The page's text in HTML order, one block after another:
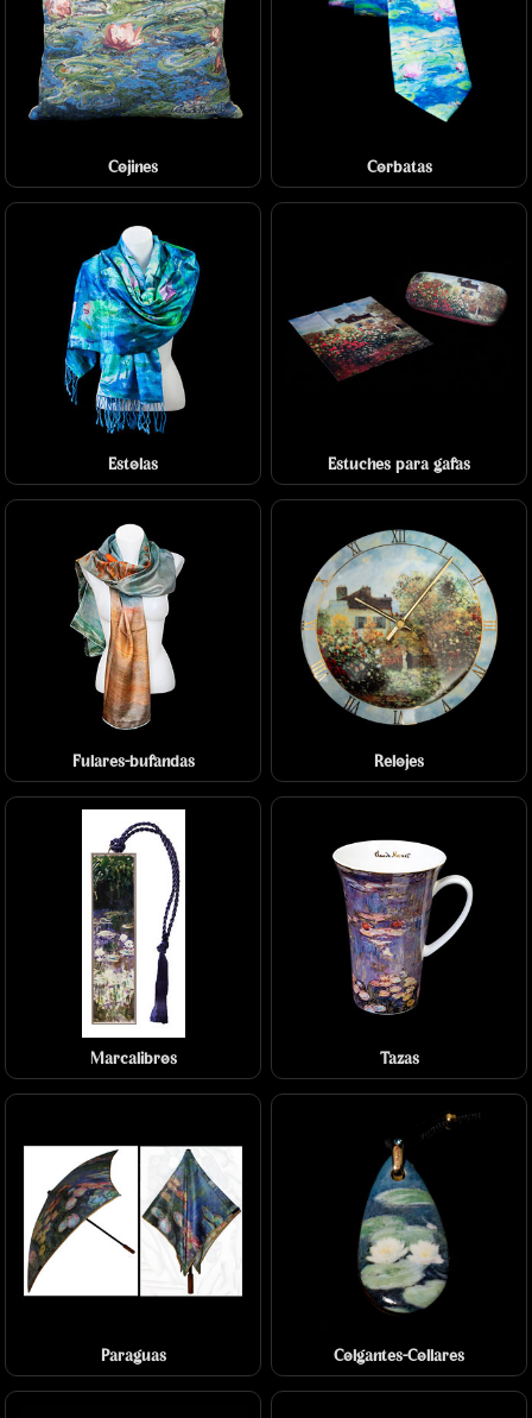
Cojines Corbatas
Estolas Estuches para gafas
Fulares-bufandas Relojes
Marcalibros Tazas
Paraguas Colgantes-Collares